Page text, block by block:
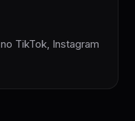
TikTok, Instagram